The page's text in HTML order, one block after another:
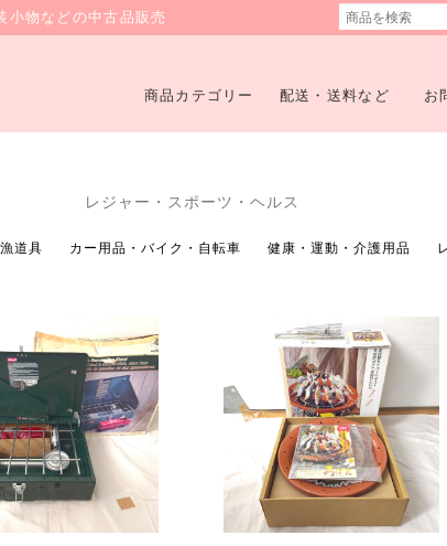
小物などの中古品販売
商品カテゴリー 配送・送料など お
レジャー・スポーツ・ヘルス
道具 カー用品・バイク・自転車 健康・運動・介護用品